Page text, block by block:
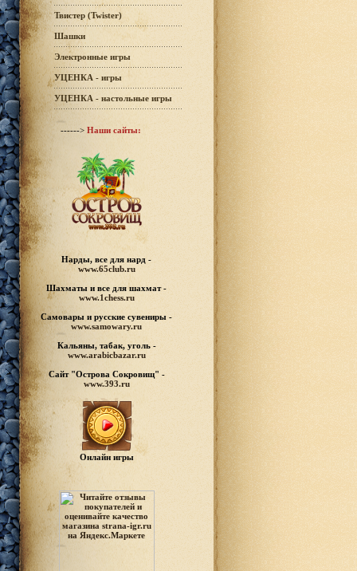
Твистер (Twister)
Шашки
Электронные игры
УЦЕНКА - игры
УЦЕНКА - настольные игры
------> Наши сайты:
Нарды, все для нард -
www.65club.ru
Шахматы и все для шахмат -
www.1chess.ru
Самовары и русские сувениры -
www.samowary.ru
Кальяны, табак, уголь -
www.arabicbazar.ru
Сайт "Острова Сокровищ" -
www.393.ru
Онлайн игры